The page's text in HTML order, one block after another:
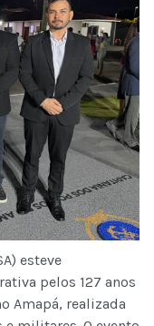
esteve
pelos 127 anos
Amapá, realizada